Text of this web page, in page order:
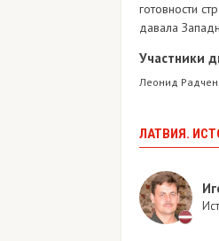
готовности
давала
Участники
Леонид
ЛАТВИЯ.